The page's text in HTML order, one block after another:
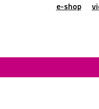
e-shop